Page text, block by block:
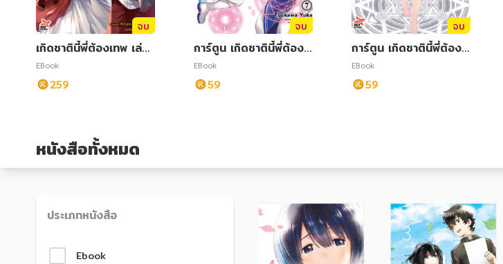
การเกษตร ชีววิทยา
การเรียน การศึกษา
เทคโนโลยี การสื่อสาร วิทยาศาสตร์
การพัฒนาตนเอง
การ์ตูนความรู้ การ์ตูน
การเกษตร ชีววิทยา
การเรียน การศึกษา
เทคโนโลยี การสื่อสาร วิทยาศาสตร์
การพัฒนาตนเอง
การ์ตูนความรู้ การ์ตูน
จบ
เกิดชาตินี้พี่ต้องเทพ เล่ม
2
EBook
259
จบ
การ์ตูน เกิดชาตินี้พี่ต้องเ
ทพ เล่ม 7
EBook
59
จบ
การ์ตูน เกิดชาตินี้พี่ต้องเ
ทพ เล่ม 5
EBook
59
หนังสือทั้งหมด
ประเภทหนังสือ
Ebook